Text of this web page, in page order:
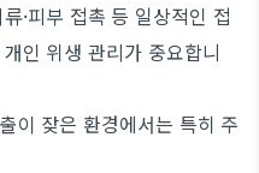
·피부 접촉 등 일상적인 접
인 위생 관리가 중요합니
이 잦은 환경에서는 특히 주